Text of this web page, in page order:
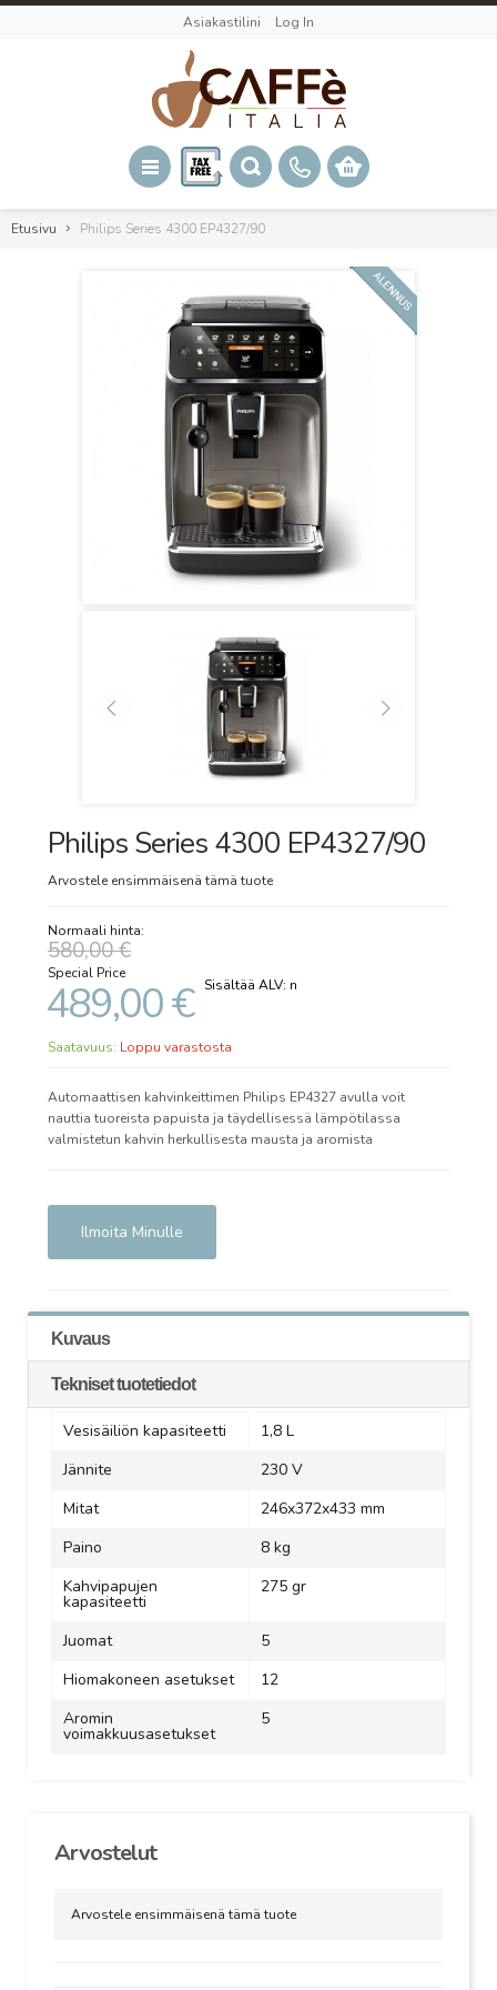
Asiakastilini Log In
Etusivu Philips Series 4300 EP4327/90
Philips Series 4300 EP4327/90
Arvostele ensimmäisenä tämä tuote
Normaali hinta:
580,00 €
Special Price
489,00 €
Saatavuus: Loppu varastosta
Automaattisen kahvinkeittimen Philips EP4327 avulla voit
nauttia tuoreista papuista ja täydellisessä lämpötilassa
valmistetun kahvin herkullisesta mausta ja aromista
Ilmoita Minulle
Kuvaus
Tekniset tuotetiedot
Vesisäiliön kapasiteetti
1,8 L
Jännite
230 V
Mitat
246x372x433 mm
Paino
8 kg
Kahvipapujen
kapasiteetti
275 gr
Juomat
5
Hiomakoneen asetukset
12
Aromin
voimakkuusasetukset
5
Arvostelut
Arvostele ensimmäisenä tämä tuote